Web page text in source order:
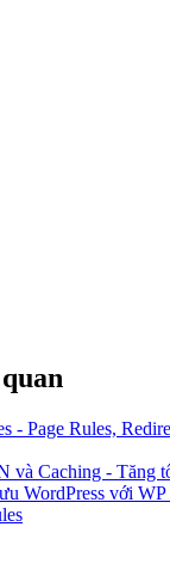
- Page Rules,
và Caching - Tăng
WordPress với